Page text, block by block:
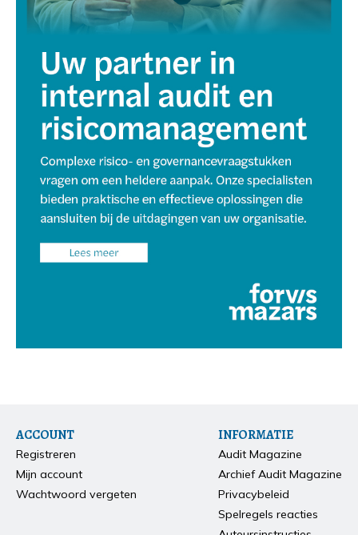
ACCOUNT
Registreren
Mijn account
Wachtwoord vergeten
INFORMATIE
Audit Magazine
Archief Audit Magazine
Privacybeleid
Spelregels reacties